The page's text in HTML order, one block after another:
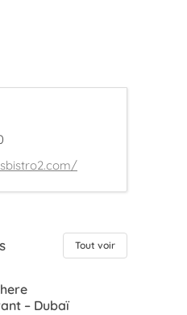
Tout voir
– Dubaï